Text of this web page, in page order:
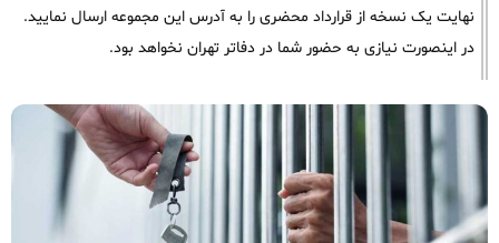
نهایت یک نسخه از قرارداد محضری را به آدرس این مجموعه ارسال نمایید.
در اینصورت نیازی به حضور شما در دفاتر تهران نخواهد بود.